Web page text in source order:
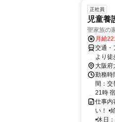
正社員
児童養
聖家族の
月給
交通・
より徒
大阪府
勤務時
間：交
21時
仕事内
い！ •
•休日